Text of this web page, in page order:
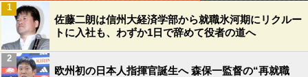
佐藤二朗は信州大経済学部から就職氷河期にリクルー
トに入社も、わずか1日で辞めて役者の道へ
1
欧州初の日本人指揮官誕生へ 森保一監督の“再就職
2